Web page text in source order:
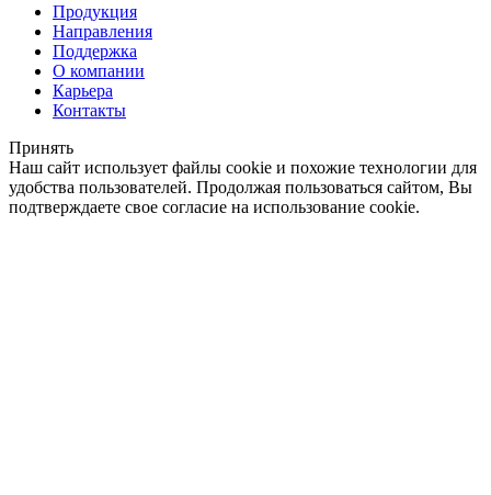
Продукция
Направления
Поддержка
О компании
Карьера
Контакты
Принять
Наш сайт использует файлы cookie и похожие технологии для
удобства пользователей. Продолжая пользоваться сайтом, Вы
подтверждаете свое согласие на использование cookie.